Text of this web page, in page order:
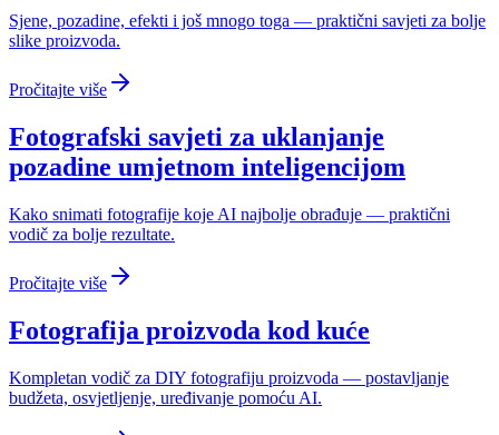
Sjene, pozadine, efekti i još mnogo toga — praktični savjeti za bolje
slike proizvoda.
Pročitajte više
Fotografski savjeti za uklanjanje
pozadine umjetnom inteligencijom
Kako snimati fotografije koje AI najbolje obrađuje — praktični
vodič za bolje rezultate.
Pročitajte više
Fotografija proizvoda kod kuće
Kompletan vodič za DIY fotografiju proizvoda — postavljanje
budžeta, osvjetljenje, uređivanje pomoću AI.